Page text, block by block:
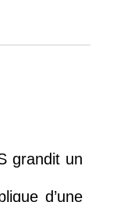
grandit un
d’une